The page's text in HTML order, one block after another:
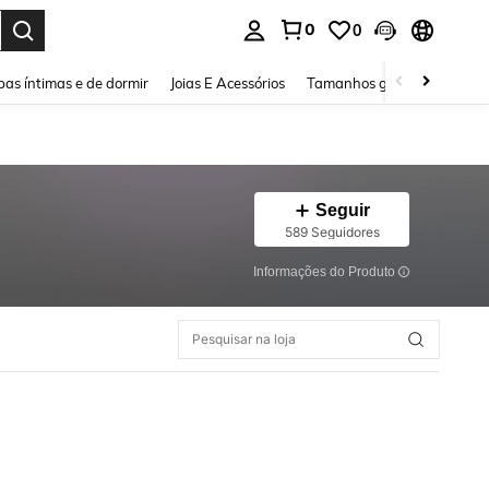
0 0
íntimas e de dormir Joias E Acessórios Tamanhos grandes
Seguir
589 Seguidores
Informações do Produto